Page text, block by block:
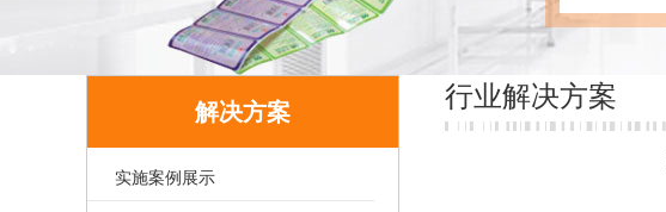
解决方案
实施案例展示
行业解决方案